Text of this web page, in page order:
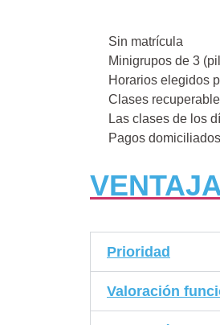
Sin matrícula
Minigrupos de 3
Horarios elegidos
Clases
Las clases de los
Pagos domiciliados
Prioridad
Valoración